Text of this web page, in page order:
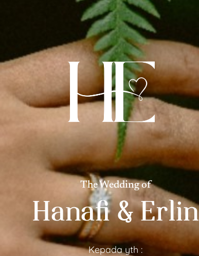
The Wedding of
Hanafi & Erlin
Kepada yth :